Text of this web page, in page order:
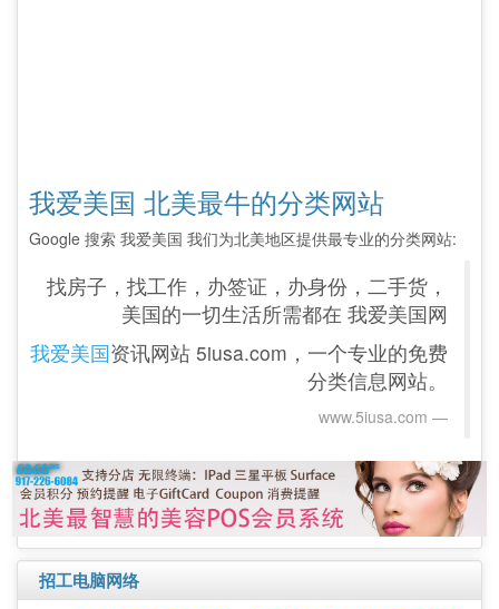
我爱美国 北美最牛的分类网站
Google 搜索 我爱美国 我们为北美地区提供最专业的分类网站:
找房子，找工作，办签证，办身份，二手货，
美国的一切生活所需都在 我爱美国网
我爱美国资讯网站 5iusa.com，一个专业的免费
分类信息网站。
www.5iusa.com‎
招工电脑网络